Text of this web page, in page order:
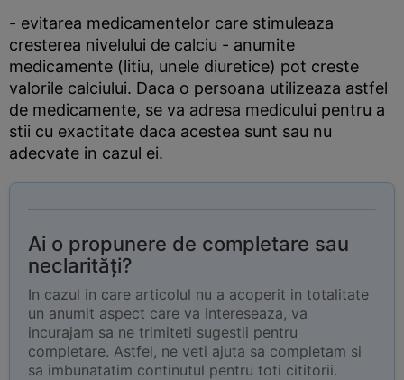
- evitarea medicamentelor care stimuleaza
cresterea nivelului de calciu - anumite
medicamente (litiu, unele diuretice) pot creste
valorile calciului. Daca o persoana utilizeaza astfel
de medicamente, se va adresa medicului pentru a
stii cu exactitate daca acestea sunt sau nu
adecvate in cazul ei.
Ai o propunere de completare sau
neclarități?
In cazul in care articolul nu a acoperit in totalitate
un anumit aspect care va intereseaza, va
incurajam sa ne trimiteti sugestii pentru
completare. Astfel, ne veti ajuta sa completam si
sa imbunatatim continutul pentru toti cititorii.